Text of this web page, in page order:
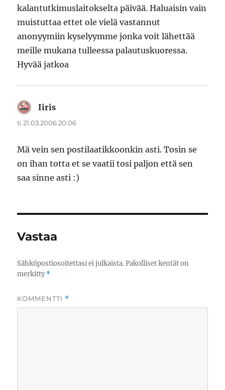
kalantutkimuslaitokselta päivää. Haluaisin vain
muistuttaa ettet ole vielä vastannut
anonyymiin kyselyymme jonka voit lähettää
meille mukana tulleessa palautuskuoressa.
Hyvää jatkoa
Iiris
ti 21.03.2006 20:06
Mä vein sen postilaatikkoonkin asti. Tosin se
on ihan totta et se vaatii tosi paljon että sen
saa sinne asti :)
Vastaa
Sähköpostiosoitettasi ei julkaista. Pakolliset kentät on
merkitty*
KOMMENTTI *